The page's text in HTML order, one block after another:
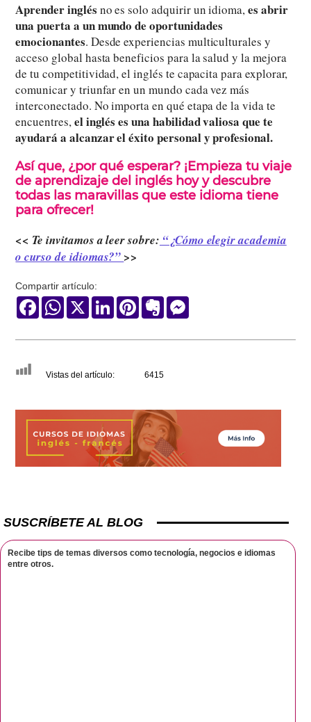
Aprenderinglés no es solo adquirir un idioma,es abrir
una puerta a un mundo de oportunidades
emocionantes. Desde experiencias multiculturales y
acceso global hasta beneficios para la salud y la mejora
de tu competitividad, el inglés te capacita para explorar,
comunicar y triunfar en un mundo cada vez más
interconectado. No importa en qué etapa de la vida te
encuentres,el inglés es una habilidad valiosa que te
ayudará a alcanzar el éxito personal y profesional.
Así que, ¿por qué esperar? ¡Empieza tu viaje
de aprendizaje del inglés hoy y descubre
todas las maravillas que este idioma tiene
para ofrecer!
<< Te invitamos a leer sobre: “¿Cómo elegir academia
o curso de idiomas?” >>
Compartir artículo:
FacebookWhatsApp
X LinkedInPinterestEvernote
Vistas del artículo: 6415
SUSCRÍBETE AL BLOG
Recibe tips de temas diversos como tecnología, negocios e idiomas
entre otros.